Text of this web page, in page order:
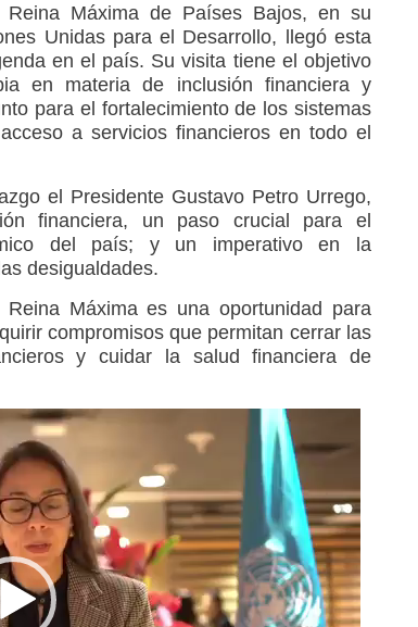
Reina Máxima de Países Bajos, en su
Unidas para el Desarrollo, llegó esta
en el país. Su visita tiene el objetivo
en materia de inclusión financiera y
para el fortalecimiento de los sistemas
a servicios financieros en todo el
el Presidente Gustavo Petro Urrego,
financiera, un paso crucial para el
del país; y un imperativo en la
desigualdades.
Máxima es una oportunidad para
compromisos que permitan cerrar las
y cuidar la salud financiera de